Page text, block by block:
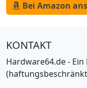
Bei Amazon
KONTAKT
Hardware64.de -